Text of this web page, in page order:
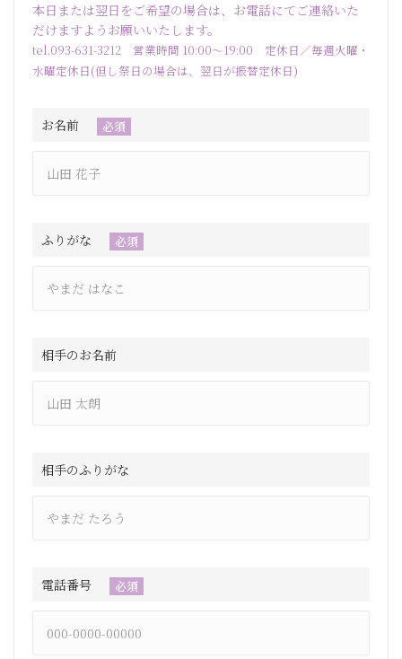
本日または翌日をご希望の場合は、お電話にてご連絡いた
だけますようお願いいたします。
tel.093-631-3212 営業時間 10:00～19:00 定休日／毎週火曜・
水曜定休日(但し祭日の場合は、翌日が振替定休日)
お名前 必須
ふりがな 必須
相手のお名前
相手のふりがな
電話番号 必須